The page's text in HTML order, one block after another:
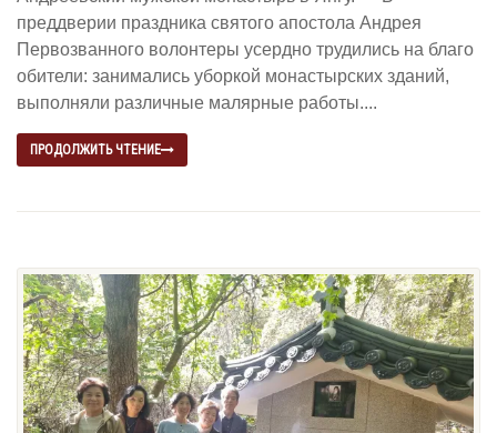
преддверии праздника святого апостола Андрея
Первозванного волонтеры усердно трудились на благо
обители: занимались уборкой монастырских зданий,
выполняли различные малярные работы....
ПРОДОЛЖИТЬ ЧТЕНИЕ